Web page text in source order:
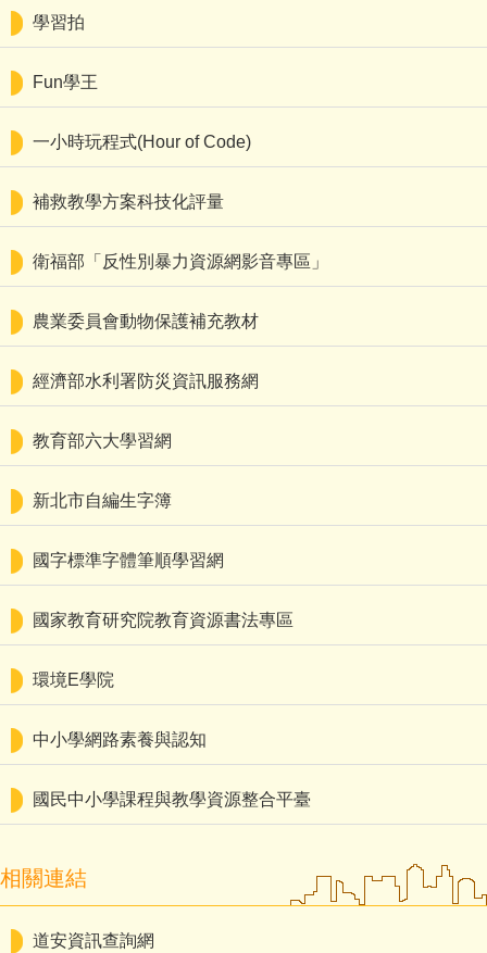
學習拍
Fun學王
一小時玩程式(Hour of Code)
補救教學方案科技化評量
衛福部「反性別暴力資源網影音專區」
農業委員會動物保護補充教材
經濟部水利署防災資訊服務網
教育部六大學習網
新北市自編生字簿
國字標準字體筆順學習網
國家教育研究院教育資源書法專區
環境E學院
中小學網路素養與認知
國民中小學課程與教學資源整合平臺
相關連結
道安資訊查詢網